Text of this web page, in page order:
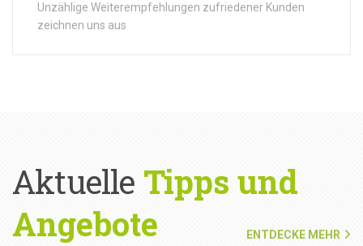
Unzählige Weiterempfehlungen zufriedener Kunden
zeichnen uns aus
Aktuelle Tipps und
Angebote
ENTDECKE MEHR